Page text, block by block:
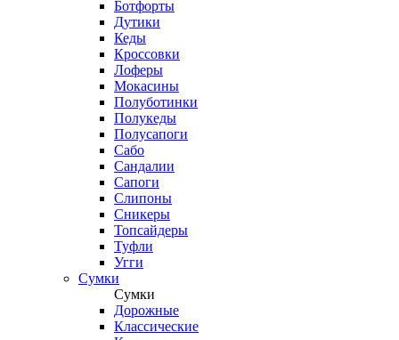
Ботфорты
Дутики
Кеды
Кроссовки
Лоферы
Мокасины
Полуботинки
Полукеды
Полусапоги
Сабо
Сандалии
Сапоги
Слипоны
Сникеры
Топсайдеры
Туфли
Угги
Сумки
Сумки
Дорожные
Классические